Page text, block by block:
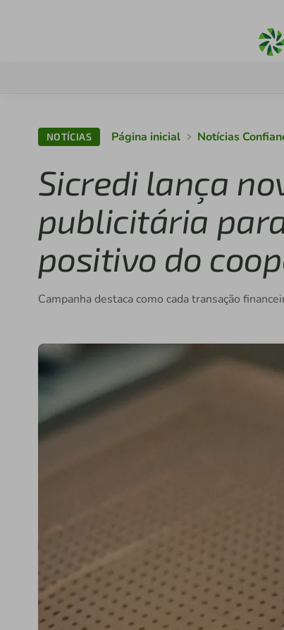
NOTÍCIAS Página inicial Notícias
Sicredi lança
publicitária
positivo do
Campanha destaca como cada transação